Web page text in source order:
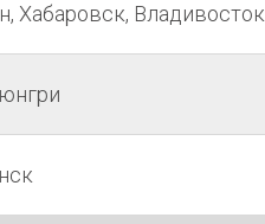
Хабаровск, Владивосток.